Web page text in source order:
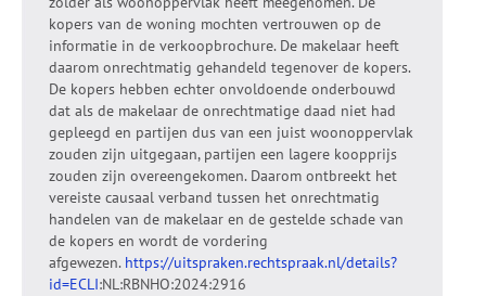
kopers van de woning mochten vertrouwen op de
informatie in de verkoopbrochure. De makelaar heeft
daarom onrechtmatig gehandeld tegenover de kopers.
De kopers hebben echter onvoldoende onderbouwd
dat als de makelaar de onrechtmatige daad niet had
gepleegd en partijen dus van een juist woonoppervlak
zouden zijn uitgegaan, partijen een lagere koopprijs
zouden zijn overeengekomen. Daarom ontbreekt het
vereiste causaal verband tussen het onrechtmatig
handelen van de makelaar en de gestelde schade van
de kopers en wordt de vordering
afgewezen. https://uitspraken.rechtspraak.nl/details?
id=ECLI:NL:RBNHO:2024:2916